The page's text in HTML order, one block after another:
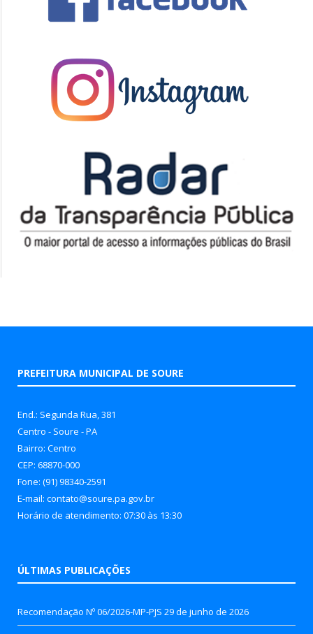
PREFEITURA MUNICIPAL DE SOURE
End.: Segunda Rua, 381
Centro - Soure - PA
Bairro: Centro
CEP: 68870-000
Fone: (91) 98340-2591
E-mail: contato@soure.pa.gov.br
Horário de atendimento: 07:30 às 13:30
ÚLTIMAS PUBLICAÇÕES
Recomendação Nº 06/2026-MP-PJS 29 de junho de 2026